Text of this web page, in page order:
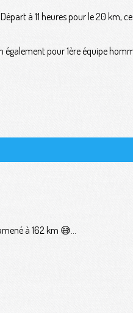
à 11 heures pour le 20 km,
pour 1ère équipe
à 162 km 😅...